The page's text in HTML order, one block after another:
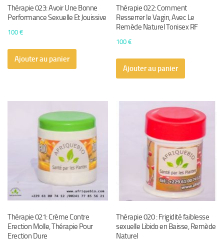
Thérapie 023: Avoir Une Bonne
Performance Sexuelle Et Jouissive
100 €
Ajouter au panier
Thérapie 022: Comment
Resserrer le Vagin, Avec Le
Remède Naturel Tonisex RF
100€
Ajouter au panier
Thérapie 021: Crème Contre
Erection Molle, Thérapie Pour
Erection Dure
Thérapie 020 : Frigidité faiblesse
sexuelle Libido en Baisse, Remède
Naturel